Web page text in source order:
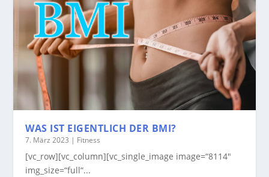
WAS IST EIGENTLICH DER BMI?
7. März 2023 | Fitness
[vc_row][vc_column][vc_single_image image=“8114″
img_size=“full“...